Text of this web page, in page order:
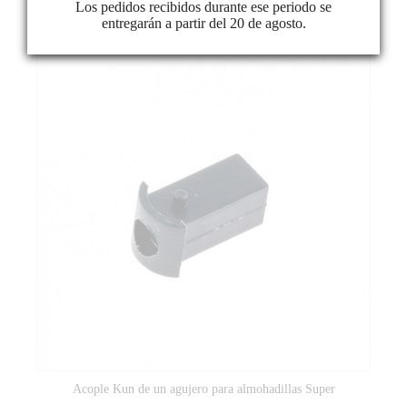
Acople Kun de un agujero para almohadillas Super
Los pedidos recibidos durante ese periodo se
entregarán a partir del 20 de agosto.